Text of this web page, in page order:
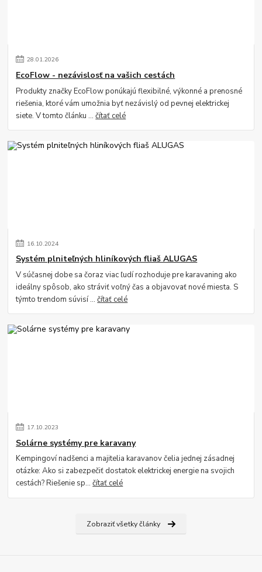
28.01.2026
EcoFlow - nezávislosť na vašich cestách
Produkty značky EcoFlow ponúkajú flexibilné, výkonné a prenosné
riešenia, ktoré vám umožnia byť nezávislý od pevnej elektrickej
siete. V tomto článku ...čítať celé
16.10.2024
Systém plniteľných hliníkových fliaš ALUGAS
V súčasnej dobe sa čoraz viac ľudí rozhoduje pre karavaning ako
ideálny spôsob, ako stráviť voľný čas a objavovať nové miesta. S
týmto trendom súvisí ...čítať celé
17.10.2023
Solárne systémy pre karavany
Kempingoví nadšenci a majitelia karavanov čelia jednej zásadnej
otázke: Ako si zabezpečiť dostatok elektrickej energie na svojich
cestách? Riešenie sp...čítať celé
Zobraziť všetky články